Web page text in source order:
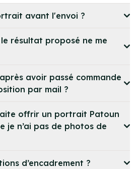
avant l'envoi ?
résultat proposé ne me
avoir passé commande
par mail ?
offrir un portrait Patoun
je n’ai pas de photos de
d’encadrement ?